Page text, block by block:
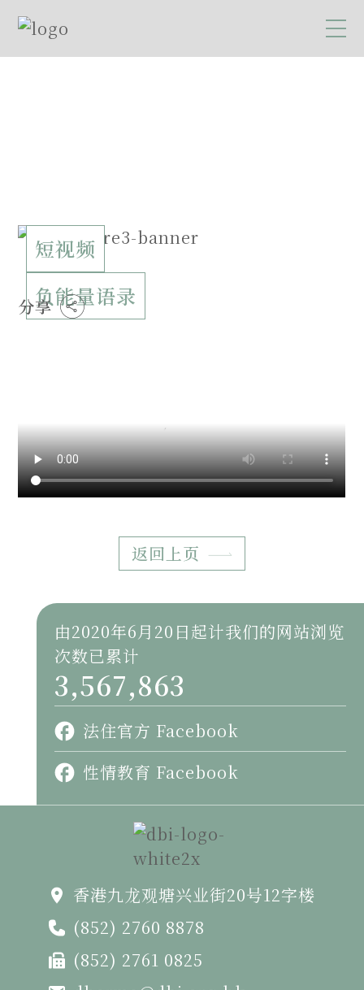
短视频
负能量语录
分享
返回上页
由2020年6月20日起计我们的网站浏览
次数已累计
3,567,863
法住官方 Facebook
性情教育 Facebook
香港九龙观塘兴业街20号12字楼
(852) 2760 8878
(852) 2761 0825